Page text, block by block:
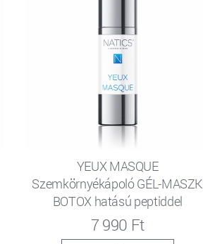
YEUX MASQUE
Szemkörnyékápoló GÉL-MASZK
BOTOX hatású peptiddel
7 990 Ft